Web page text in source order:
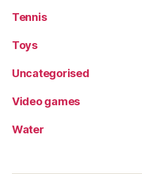
Tennis
Toys
Uncategorised
Video games
Water